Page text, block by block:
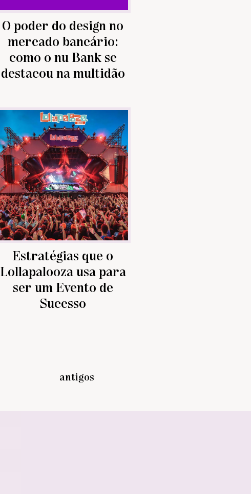
O poder do design no
mercado bancário:
como o nu Bank se
destacou na multidão
Estratégias que o
Lollapalooza usa para
ser um Evento de
Sucesso
antigos